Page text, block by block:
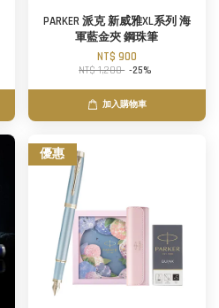
PARKER 派克 新威雅XL系列 海
軍藍金夾 鋼珠筆
NT$ 900
NT$ 1,200 -25%
加入購物車
優惠